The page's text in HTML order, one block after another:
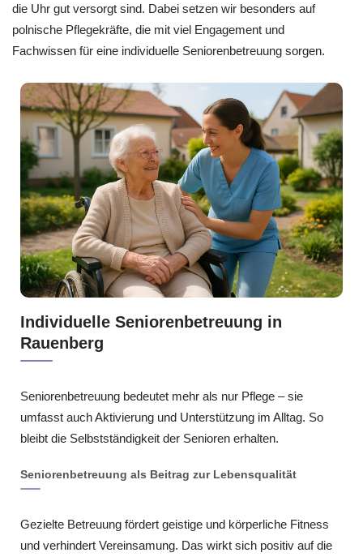
die Uhr gut versorgt sind. Dabei setzen wir besonders auf
polnische Pflegekräfte, die mit viel Engagement und
Fachwissen für eine individuelle Seniorenbetreuung sorgen.
Individuelle Seniorenbetreuung in
Rauenberg
Seniorenbetreuung bedeutet mehr als nur Pflege – sie
umfasst auch Aktivierung und Unterstützung im Alltag. So
bleibt die Selbstständigkeit der Senioren erhalten.
Seniorenbetreuung als Beitrag zur Lebensqualität
Gezielte Betreuung fördert geistige und körperliche Fitness
und verhindert Vereinsamung. Das wirkt sich positiv auf die